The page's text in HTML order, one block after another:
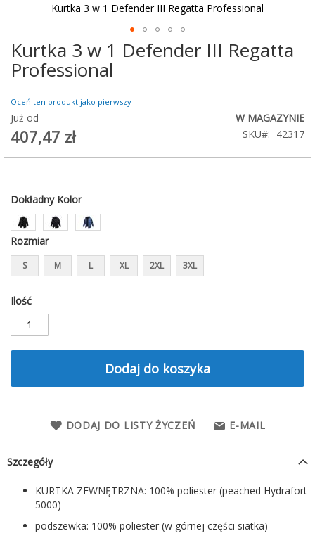
Kurtka 3 w 1 Defender III Regatta
Professional
Oceń ten produkt jako pierwszy
Już od
407,47 zł
W MAGAZYNIE
SKU
42317
Dokładny Kolor
Rozmiar
S M L XL 2XL 3XL
Ilość
Dodaj do koszyka
DODAJ DO LISTY ŻYCZEŃ E-MAIL
Kurtka 3 w 1 Defender III Regatta Professional
Przejdź
na
początek
Szczegóły
KURTKA ZEWNĘTRZNA: 100% poliester (peached Hydrafort
5000)
podszewka: 100% poliester (w górnej części siatka)